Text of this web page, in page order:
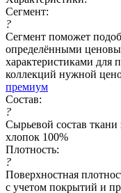
Сегмент:
?
Сегмент поможет
определёнными
характеристиками для
коллекций нужной
премиум
Состав:
?
Сырьевой состав ткани
хлопок 100%
Плотность:
?
Поверхностная
с учетом покрытий и